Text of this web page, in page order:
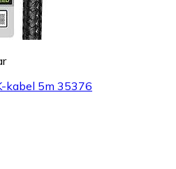
kabel 5m 35376